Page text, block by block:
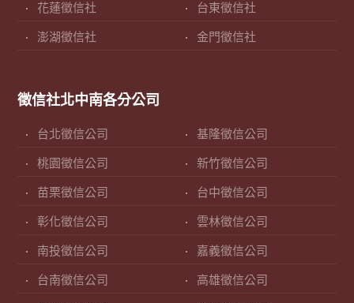
花蓮徵信社 台東徵信社
澎湖徵信社 金門徵信社
徵信社北中南各分公司
台北徵信公司 基隆徵信公司
桃園徵信公司 新竹徵信公司
苗栗徵信公司 台中徵信公司
彰化徵信公司 雲林徵信公司
南投徵信公司 嘉義徵信公司
台南徵信公司 高雄徵信公司